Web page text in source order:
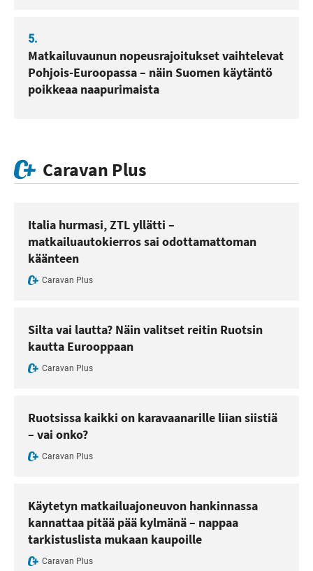
5.
Matkailuvaunun nopeusrajoitukset vaihtelevat
Pohjois-Euroopassa – näin Suomen käytäntö
poikkeaa naapurimaista
Caravan Plus
Italia hurmasi, ZTL yllätti –
matkailuautokierros sai odottamattoman
käänteen
Caravan Plus
Silta vai lautta? Näin valitset reitin Ruotsin
kautta Eurooppaan
Caravan Plus
Ruotsissa kaikki on karavaanarille liian siistiä
– vai onko?
Caravan Plus
Käytetyn matkailuajoneuvon hankinnassa
kannattaa pitää pää kylmänä – nappaa
tarkistuslista mukaan kaupoille
Caravan Plus